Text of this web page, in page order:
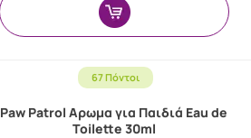
67 Πόντοι
Paw Patrol Αρωμα για Παιδιά Eau de
Toilette 30ml